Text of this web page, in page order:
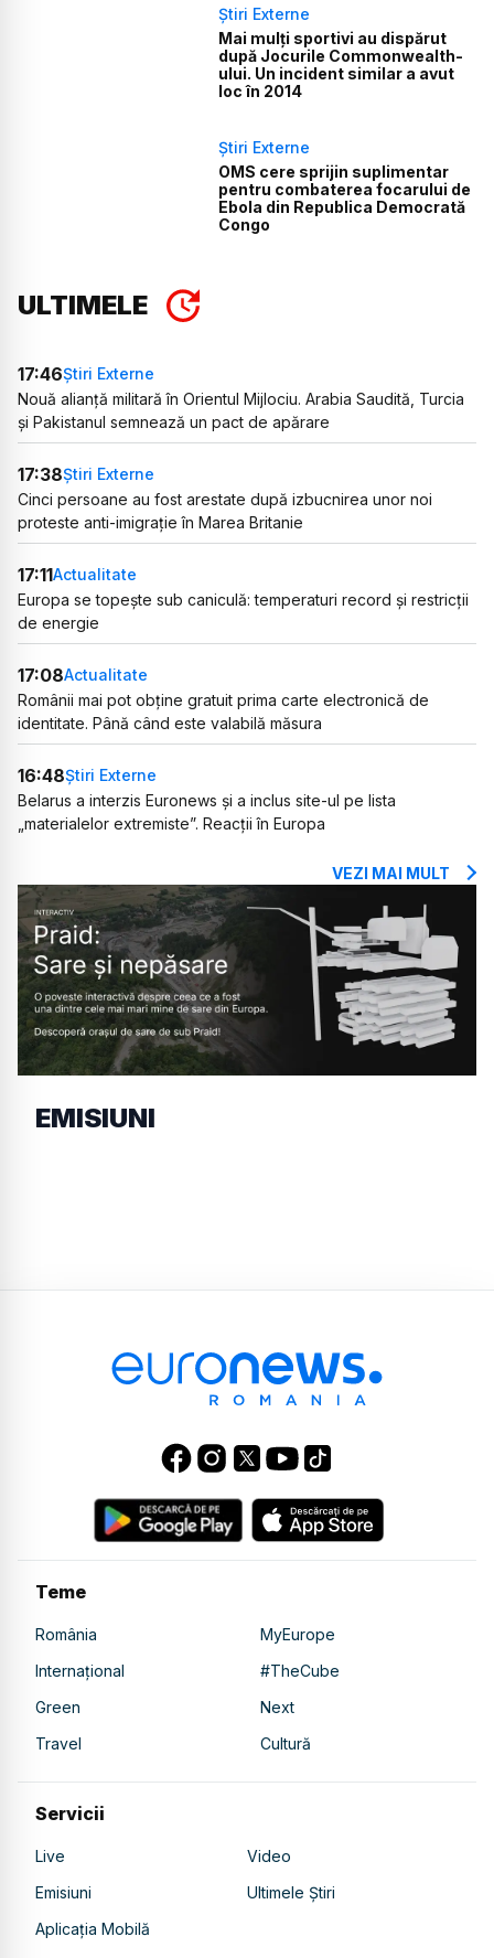
Știri Externe
Mai mulți sportivi au dispărut
după Jocurile Commonwealth-
ului. Un incident similar a avut
loc în 2014
Știri Externe
OMS cere sprijin suplimentar
pentru combaterea focarului de
Ebola din Republica Democrată
Congo
ULTIMELE
17:46Știri Externe
Nouă alianță militară în Orientul Mijlociu. Arabia Saudită, Turcia
și Pakistanul semnează un pact de apărare
17:38Știri Externe
Cinci persoane au fost arestate după izbucnirea unor noi
proteste anti-imigrație în Marea Britanie
17:11Actualitate
Europa se topește sub caniculă: temperaturi record și restricții
de energie
17:08Actualitate
Românii mai pot obține gratuit prima carte electronică de
identitate. Până când este valabilă măsura
16:48Știri Externe
Belarus a interzis Euronews și a inclus site-ul pe lista
„materialelor extremiste”. Reacții în Europa
VEZI MAI MULT
EMISIUNI
Teme
România
MyEurope
Internațional
#TheCube
Green
Next
Travel
Cultură
Servicii
Live
Video
Emisiuni
Ultimele Știri
Aplicația Mobilă